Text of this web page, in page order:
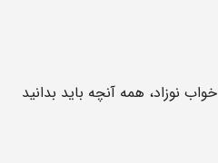
خواب نوزاد، همه آنچه باید بدانید